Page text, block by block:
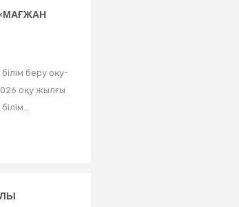
беру оқу-
оқу жылғы